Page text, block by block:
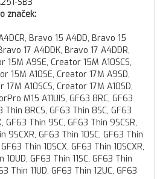
značek:
Bravo 15 A4DD, Bravo 15
17 A4DDK, Bravo 17 A4DDR,
A9SE, Creator 15M A10SCS,
15M A10SE, Creator 17M A9SD,
A10SCS, Creator 17M A10SD,
M15 A11UIS, GF63 8RC, GF63
Thin 8RCS, GF63 Thin 8SC, GF63
GF63 Thin 9SC, GF63 Thin 9SCSR,
9SCXR, GF63 Thin 10SC, GF63 Thin
Thin 10SCX, GF63 Thin 10SCXR,
GF63 Thin 11SC, GF63 Thin
Thin 11UD, GF63 Thin 12UC, GF63